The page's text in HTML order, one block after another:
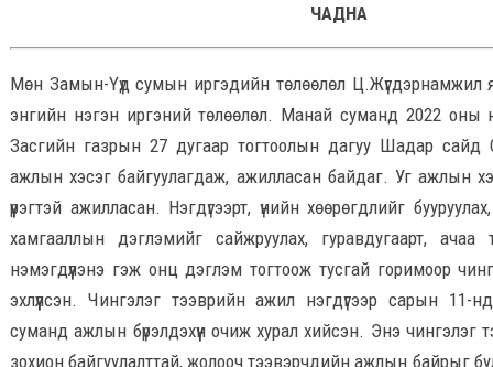
ЧАДНА
Мөн Замын-Үүд сумын иргэдийн төлөөлөл Ц.Жүгдэрнамжил
энгийн нэгэн иргэний төлөөлөл. Манай суманд 2022 оны
Засгийн газрын 27 дугаар тогтоолын дагуу Шадар сайд
ажлын хэсэг байгуулагдаж, ажилласан байдаг. Уг ажлын
үүрэгтэй ажилласан. Нэгдүгээрт, үнийн хөөрөгдлийг
хамгааллын дэглэмийг сайжруулах, гуравдугаарт, ачаа
нэмэгдүүлэнэ гэж онц дэглэм тогтоож тусгай горимоор
эхлүүлсэн. Чингэлэг тээврийн ажил нэгдүгээр сарын
суманд ажлын бүрэлдэхүүн очиж хурал хийсэн. Энэ чингэлэг
зохион байгуулалттай, жолооч тээвэрчдийн ажлын байрыг